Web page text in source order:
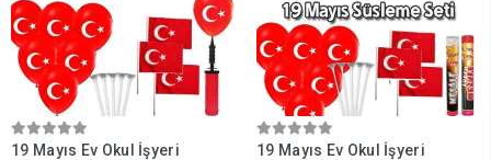
19 Mayıs Ev Okul İşyeri
19 Mayıs Ev Okul İşyeri